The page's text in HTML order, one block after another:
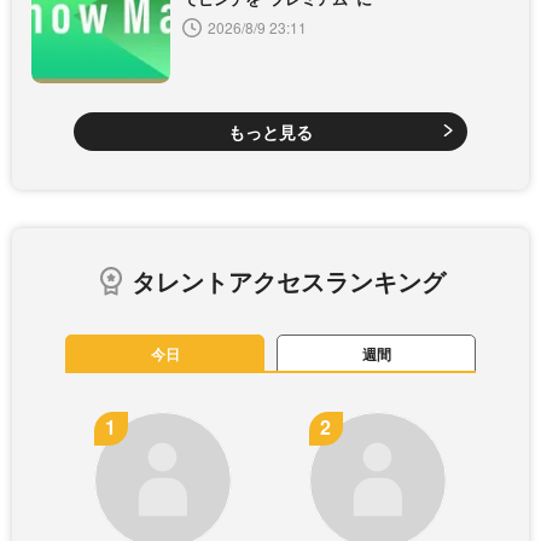
2026/8/9 23:11
もっと見る
タレントアクセスランキング
今日 週間